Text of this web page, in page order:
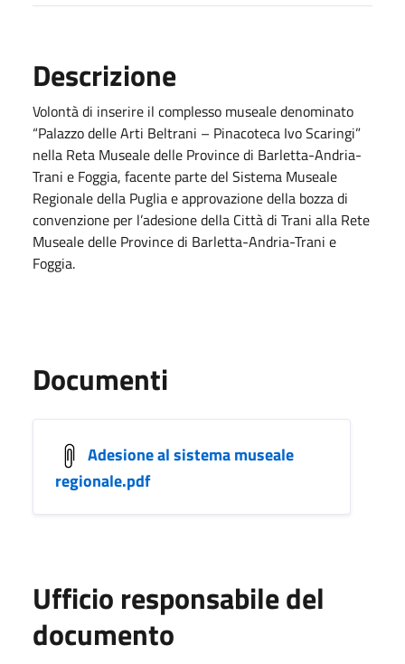
Descrizione
Volontà di inserire il complesso museale denominato
“Palazzo delle Arti Beltrani – Pinacoteca Ivo Scaringi”
nella Reta Museale delle Province di Barletta-Andria-
Trani e Foggia, facente parte del Sistema Museale
Regionale della Puglia e approvazione della bozza di
convenzione per l’adesione della Città di Trani alla Rete
Museale delle Province di Barletta-Andria-Trani e
Foggia.
Documenti
Adesione al sistema museale
regionale.pdf
Ufficio responsabile del
documento